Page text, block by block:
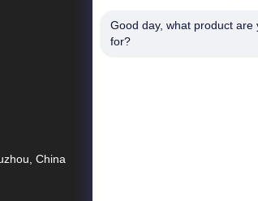
China
Enlaces
Good day, what product are
for?